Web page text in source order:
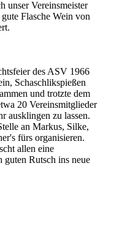
unser Vereinsmeister
Flasche Wein von
des ASV 1966
Schaschlikspießen
und trotzte dem
20 Vereinsmitglieder
ausklingen zu lassen.
an Markus, Silke,
fürs organisieren.
allen eine
guten Rutsch ins neue